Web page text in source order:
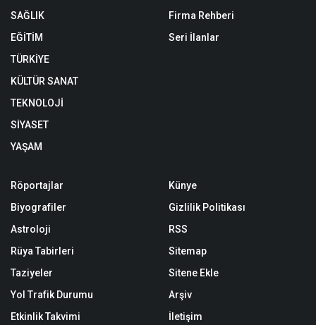
SAĞLIK
EĞİTİM
TÜRKİYE
KÜLTÜR SANAT
TEKNOLOJİ
SİYASET
YAŞAM
Firma Rehberi
Seri İlanlar
Röportajlar
Biyografiler
Astroloji
Rüya Tabirleri
Taziyeler
Yol Trafik Durumu
Etkinlik Takvimi
Künye
Gizlilik Politikası
RSS
Sitemap
Sitene Ekle
Arşiv
İletişim